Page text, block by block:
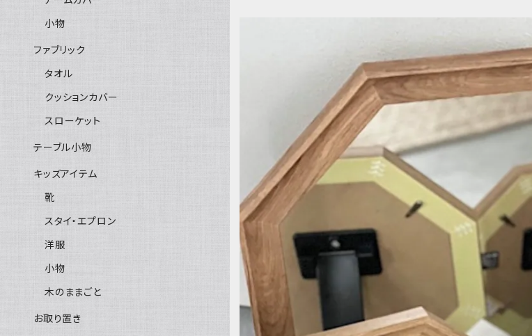
小物
ファブリック
タオル
クッションカバー
スローケット
テーブル小物
キッズアイテム
靴
スタイ・エプロン
洋服
小物
木のままごと
お取り置き